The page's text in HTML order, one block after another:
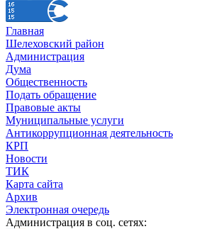
Главная
Шелеховский район
Администрация
Дума
Общественность
Подать обращение
Правовые акты
Муниципальные услуги
Антикоррупционная деятельность
КРП
Новости
ТИК
Карта сайта
Архив
Электронная очередь
Администрация в соц. сетях: